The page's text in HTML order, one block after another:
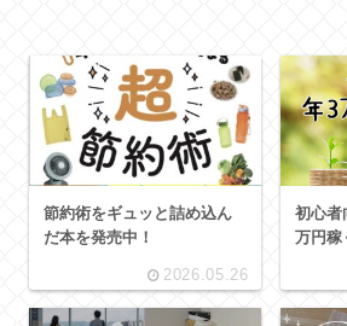
節約術をギュッと詰め込ん
だ本を発売中！
2026.05.26
初心者
万円稼